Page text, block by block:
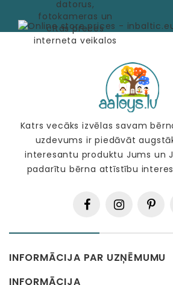
Katrs vecāks izvēlas savam
uzdevums ir piedāvāt
interesantu produktu Jums un
padarītu bērna attīstību
INFORMĀCIJA PAR UZŅĒMUMU
INFORMĀCIJA